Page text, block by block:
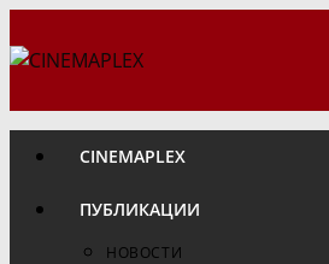
к
CINEMAPLEX
ПУБЛИКАЦИИ
НОВОСТИ